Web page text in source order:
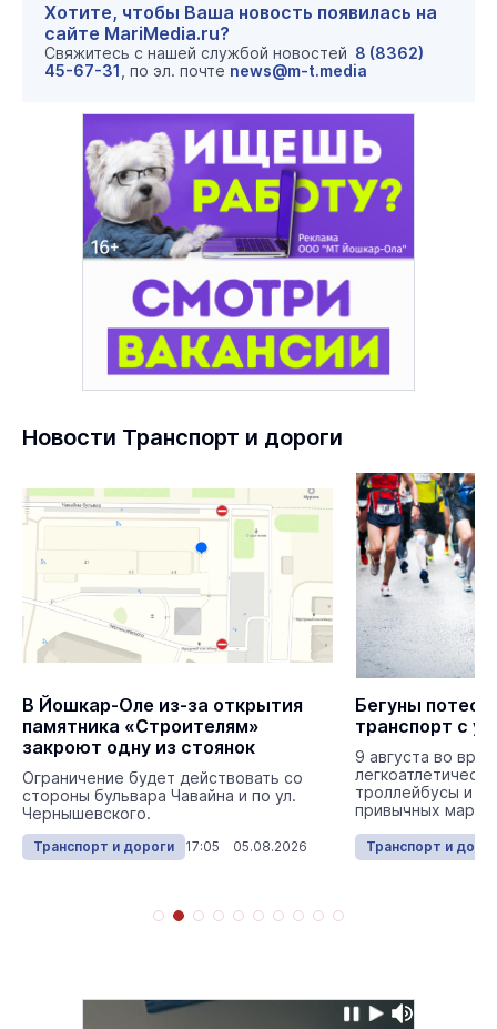
Хотите, чтобы Ваша новость появилась на
сайте MariMedia.ru?
Свяжитесь с нашей службой новостей 8 (8362)
45-67-31 , по эл. почте news@m-t.media
Новости Транспорт и дороги
В Йошкар-Оле из-за открытия
памятника «Строителям»
закроют одну из стоянок
Ограничение будет действовать со
стороны бульвара Чавайна и по ул.
Чернышевского.
Транспорт и дороги 17:05 05.08.2026
Бегуны
транспорт с
9 августа во
троллейбусы и
привычных
Транспорт и